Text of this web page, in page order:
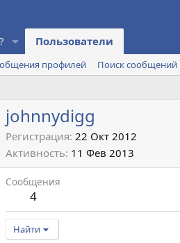
Пользователи
профилей
Поиск
johnnydigg
Регистрация 22 Окт 2012
Активность 11 Фев 2013
Сообщения
4
Найти